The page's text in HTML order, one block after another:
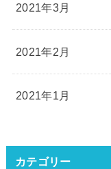
2021年3月
2021年2月
2021年1月
カテゴリー